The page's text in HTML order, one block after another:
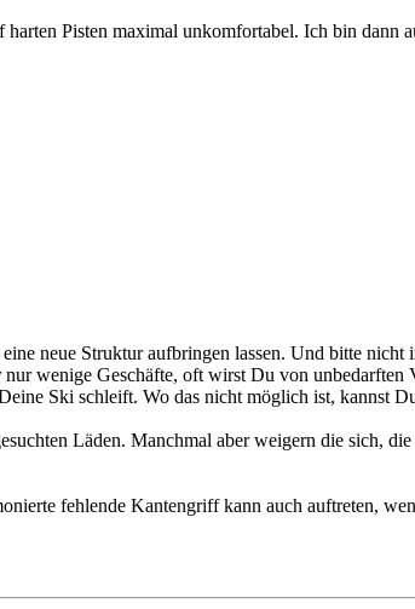
Pisten maximal unkomfortabel. Ich bin dann
neue Struktur aufbringen lassen. Und bitte
wenige Geschäfte, oft wirst Du von unbedarften
Ski schleift. Wo das nicht möglich ist, kannst
Läden. Manchmal aber weigern die sich,
fehlende Kantengriff kann auch auftreten,